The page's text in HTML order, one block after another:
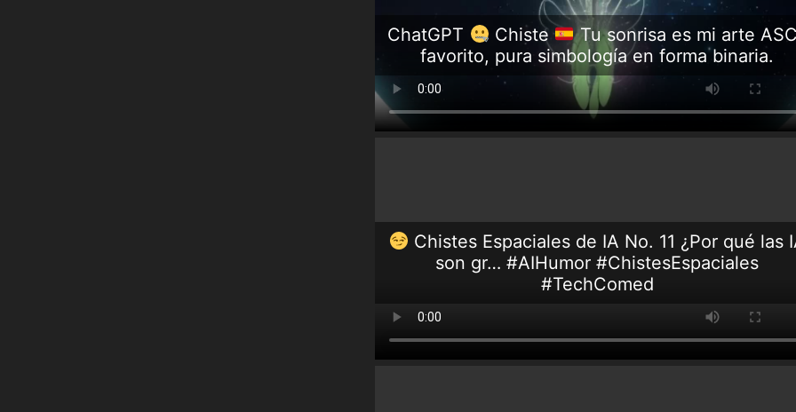
ChatGPT Chiste
Tu sonrisa es mi arte
favorito, pura simbología en forma binaria.
Chistes Espaciales de IA No. 11 ¿Por qué las
son gr… #AIHumor #ChistesEspaciales
#TechComed